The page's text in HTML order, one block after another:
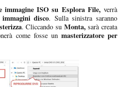
immagine ISO su Esplora File, verrà
disco. Sulla sinistra saranno
. Cliccando su Monta, sarà creata
come fosse un masterizzatore per